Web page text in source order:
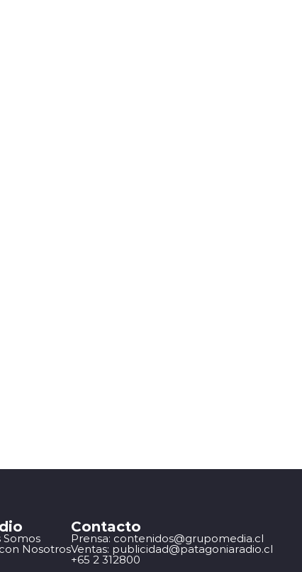
Somos
Nosotros
Contacto
Prensa: contenidos@grupomedia.cl
Ventas: publicidad@patagoniaradio.cl
+65 2 312800